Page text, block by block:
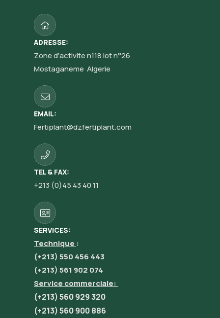
ADRESSE:
Zone d'activite n118 lot n°26
Mostaganeme Algerie
EMAIL:
Fertiplant@dzfertiplant.com
TEL & FAX:
+213 (0)45 43 40 11
SERVICES:
Technique :
(+213) 550 456 443
(+213) 561 902 074
Service commerciale:
(+213) 560 929 320
(+213) 560 900 886